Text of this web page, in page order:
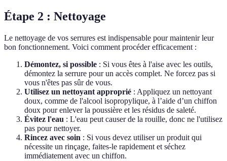
Étape 2 : Nettoyage
Le nettoyage de vos serrures est indispensable pour maintenir leur
bon fonctionnement. Voici comment procéder efficacement :
Démontez, si possible : Si vous êtes à l'aise avec les outils,
démontez la serrure pour un accès complet. Ne forcez pas si
vous n'êtes pas sûr de vous.
Utilisez un nettoyant approprié : Appliquez un nettoyant
doux, comme de l'alcool isopropylique, à l’aide d’un chiffon
doux pour enlever la poussière et les résidus de saleté.
Évitez l'eau : L'eau peut causer de la rouille, donc ne l'utilisez
pas pour nettoyer.
Rincez avec soin : Si vous devez utiliser un produit qui
nécessite un rinçage, faites-le rapidement et séchez
immédiatement avec un chiffon.